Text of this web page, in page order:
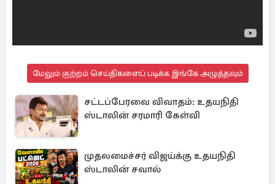
மேலும் குற்றம் செய்திகளைப் படிக்க இங்கே அழுத்தவும்
சட்டப்பேரவை விவாதம்: உதயநிதி
ஸ்டாலின் சரமாரி கேள்வி
முதலமைச்சர் விஜய்க்கு உதயநிதி
ஸ்டாலின் சவால்